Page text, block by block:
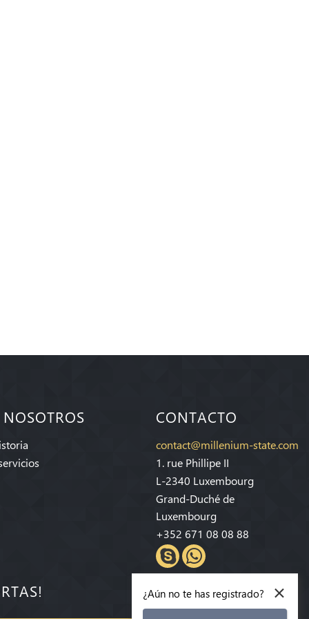
NOSOTROS CONTACTO
contact@millenium-state.com
1. rue Phillipe II
L-2340 Luxembourg
Grand-Duché de
Luxembourg
+352 671 08 08 88
×
¿Aún no te has registrado?